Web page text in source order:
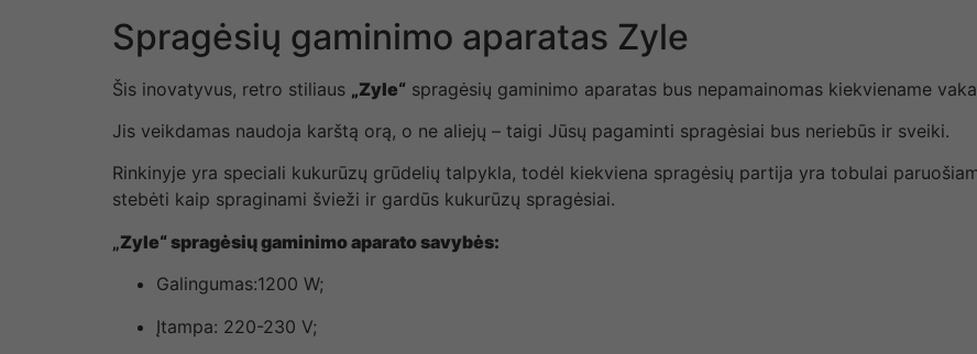
Spragėsių gaminimo aparatas Zyle
Šis inovatyvus, retro stiliaus „Zyle“ spragėsių gaminimo aparatas bus nepamainomas kiekviename
Jis veikdamas naudoja karštą orą, o ne aliejų – taigi Jūsų pagaminti spragėsiai bus neriebūs ir sveiki.
Rinkinyje yra speciali kukurūzų grūdelių talpykla, todėl kiekviena spragėsių partija yra tobulai
stebėti kaip spraginami švieži ir gardūs kukurūzų spragėsiai.
„Zyle“ spragėsių gaminimo aparato savybės:
Galingumas:1200 W;
Įtampa: 220-230 V;